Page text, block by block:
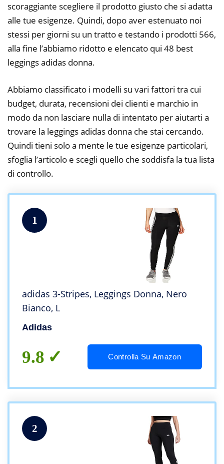
scoraggiante scegliere il prodotto giusto che si adatta
alle tue esigenze. Quindi, dopo aver estenuato noi
stessi per giorni su un tratto e testando i prodotti 566,
alla fine l’abbiamo ridotto e elencato qui 48 best
leggings adidas donna.
Abbiamo classificato i modelli su vari fattori tra cui
budget, durata, recensioni dei clienti e marchio in
modo da non lasciare nulla di intentato per aiutarti a
trovare la leggings adidas donna che stai cercando.
Quindi tieni solo a mente le tue esigenze particolari,
sfoglia l’articolo e scegli quello che soddisfa la tua lista
di controllo.
1
adidas 3-Stripes, Leggings Donna, Nero
Bianco, L
Adidas
9.8 Controlla Su Amazon
2